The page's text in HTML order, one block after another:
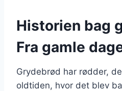
Historien bag
Fra gamle
Grydebrød har rødder,
oldtiden, hvor det blev